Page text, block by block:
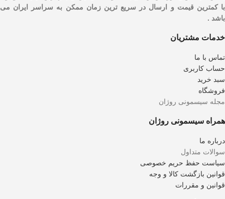
با کمترین قیمت و ارسال در سریع ترین زمان ممکن به سراسر ایران می
باشد .
خدمات مشتریان
تماس با ما
حساب کاربری
سبد خرید
فروشگاه
مجله سیسمونی روژان
همراه سیسمونی روژان
درباره ما
سوالات متداول
سیاست حفظ حریم خصوصی
قوانین بازگشت کالا و وجه
قوانین و مقررات